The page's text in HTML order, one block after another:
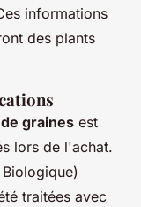
informations
des plants
graines est
lors de l'achat.
traitées avec